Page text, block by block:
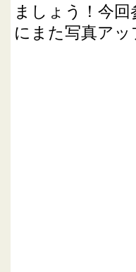
ましょう！今
にまた写真ア